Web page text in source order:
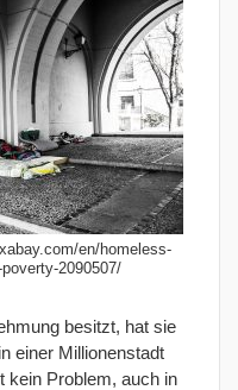
en/homeless-
2090507/
besitzt, hat sie
einer Millionenstadt
kein Problem, auch in